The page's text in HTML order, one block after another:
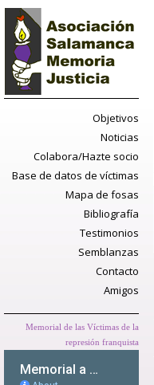
Objetivos
Noticias
Colabora/Hazte socio
Base de datos de víctimas
Mapa de fosas
Bibliografía
Testimonios
Semblanzas
Contacto
Amigos
Memorial de las Víctimas de la
represión franquista